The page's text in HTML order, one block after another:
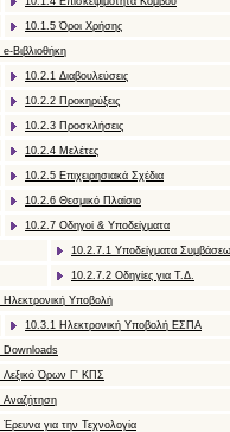
10.1.5 Όροι Χρήσης
Βιβλιοθήκη
10.2.1 Διαβουλεύσεις
10.2.2 Προκηρύξεις
10.2.3 Προσκλήσεις
10.2.4 Μελέτες
10.2.5 Επιχειρησιακά Σχέδια
10.2.6 Θεσμικό Πλαίσιο
10.2.7 Οδηγοί & Υποδείγματα
10.2.7.1 Υποδείγματα
10.2.7.2 Οδηγίες για Τ.Δ.
Ηλεκτρονική Υποβολή
10.3.1 Ηλεκτρονική Υποβολή ΕΣΠΑ
Downloads
Λεξικό Όρων Γ' ΚΠΣ
Αναζήτηση
για την Τεχνολογία